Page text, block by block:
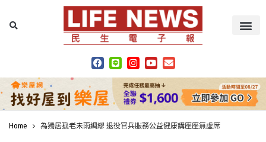
Home 為獨居孤老未雨綢繆 退役官兵服務公益健康講座座無虛席